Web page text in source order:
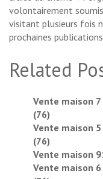
volontairement
visitant plusieurs fois
prochaines
Related
Vente maison
(76)
Vente maison
(76)
Vente maison
Vente maison